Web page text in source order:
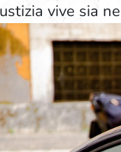
vive sia